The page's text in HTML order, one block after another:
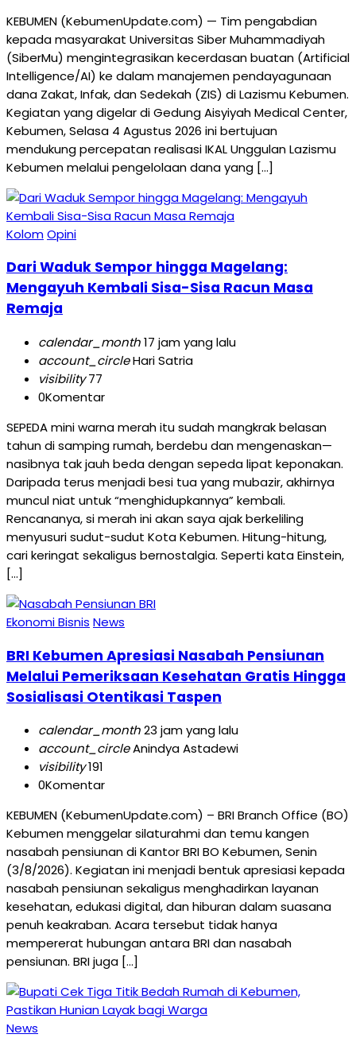
KEBUMEN (KebumenUpdate.com) — Tim pengabdian
kepada masyarakat Universitas Siber Muhammadiyah
(SiberMu) mengintegrasikan kecerdasan buatan (Artificial
Intelligence/AI) ke dalam manajemen pendayagunaan
dana Zakat, Infak, dan Sedekah (ZIS) di Lazismu Kebumen.
Kegiatan yang digelar di Gedung Aisyiyah Medical Center,
Kebumen, Selasa 4 Agustus 2026 ini bertujuan
mendukung percepatan realisasi IKAL Unggulan Lazismu
Kebumen melalui pengelolaan dana yang […]
KolomOpini
Dari Waduk Sempor hingga Magelang:
Mengayuh Kembali Sisa-Sisa Racun Masa
Remaja
calendar_month17 jam yang lalu
account_circleHari Satria
visibility77
0Komentar
SEPEDA mini warna merah itu sudah mangkrak belasan
tahun di samping rumah, berdebu dan mengenaskan—
nasibnya tak jauh beda dengan sepeda lipat keponakan.
Daripada terus menjadi besi tua yang mubazir, akhirnya
muncul niat untuk “menghidupkannya” kembali.
Rencananya, si merah ini akan saya ajak berkeliling
menyusuri sudut-sudut Kota Kebumen. Hitung-hitung,
cari keringat sekaligus bernostalgia. Seperti kata Einstein,
[…]
Ekonomi Bisnis News
BRI Kebumen Apresiasi Nasabah Pensiunan
Melalui Pemeriksaan Kesehatan Gratis Hingga
Sosialisasi Otentikasi Taspen
calendar_month23 jam yang lalu
account_circleAnindya Astadewi
visibility191
0Komentar
KEBUMEN (KebumenUpdate.com) – BRI Branch Office (BO)
Kebumen menggelar silaturahmi dan temu kangen
nasabah pensiunan di Kantor BRI BO Kebumen, Senin
(3/8/2026). Kegiatan ini menjadi bentuk apresiasi kepada
nasabah pensiunan sekaligus menghadirkan layanan
kesehatan, edukasi digital, dan hiburan dalam suasana
penuh keakraban. Acara tersebut tidak hanya
mempererat hubungan antara BRI dan nasabah
pensiunan. BRI juga […]
News